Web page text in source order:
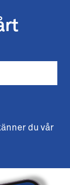
du vår